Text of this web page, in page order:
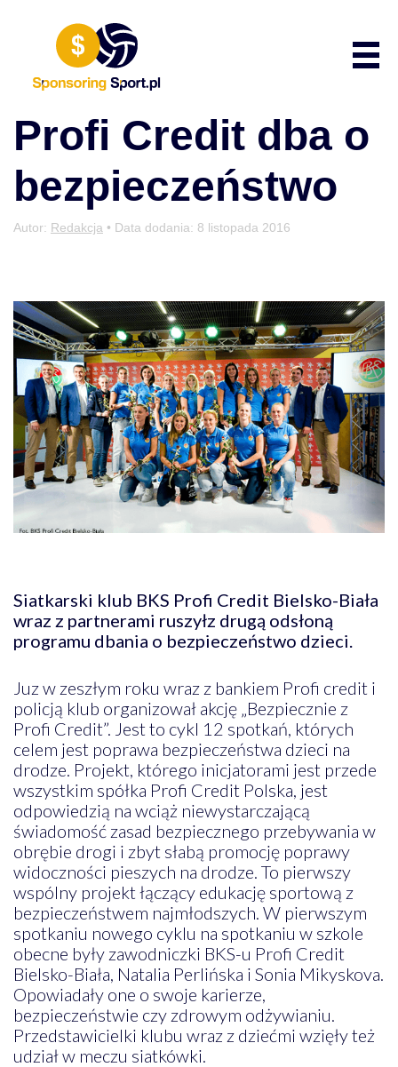
Profi Credit dba o
bezpieczeństwo
Autor: Redakcja • Data dodania: 8 listopada 2016
Siatkarski klub BKS Profi Credit Bielsko-Biała
wraz z partnerami ruszyłz drugą odsłoną
programu dbania o bezpieczeństwo dzieci.
Juz w zeszłym roku wraz z bankiem Profi credit i
policją klub organizował akcję „Bezpiecznie z
Profi Credit”. Jest to cykl 12 spotkań, których
celem jest poprawa bezpieczeństwa dzieci na
drodze. Projekt, którego inicjatorami jest przede
wszystkim spółka Profi Credit Polska, jest
odpowiedzią na wciąż niewystarczającą
świadomość zasad bezpiecznego przebywania w
obrębie drogi i zbyt słabą promocję poprawy
widoczności pieszych na drodze. To pierwszy
wspólny projekt łączący edukację sportową z
bezpieczeństwem najmłodszych. W pierwszym
spotkaniu nowego cyklu na spotkaniu w szkole
obecne były zawodniczki BKS-u Profi Credit
Bielsko-Biała, Natalia Perlińska i Sonia Mikyskova.
Opowiadały one o swoje karierze,
bezpieczeństwie czy zdrowym odżywianiu.
Przedstawicielki klubu wraz z dziećmi wzięły też
udział w meczu siatkówki.